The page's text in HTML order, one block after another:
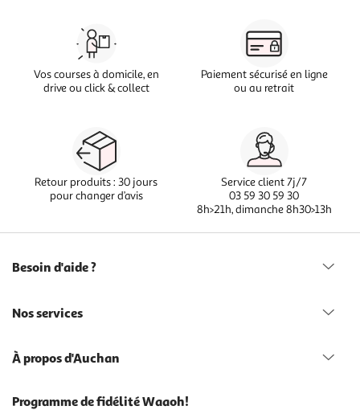
Vos courses à domicile, en
drive ou click & collect
Paiement sécurisé en ligne
ou au retrait
Retour produits : 30 jours
pour changer d’avis
Service client 7j/7
03 59 30 59 30
8h>21h, dimanche 8h30>13h
Besoin d'aide ?
Nos services
À propos d'Auchan
Programme de fidélité Waaoh!